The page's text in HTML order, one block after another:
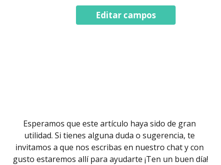
Editar campos
Esperamos que este artículo haya sido de gran
utilidad. Si tienes alguna duda o sugerencia, te
invitamos a que nos escribas en nuestro chat y con
gusto estaremos allí para ayudarte ¡Ten un buen día!